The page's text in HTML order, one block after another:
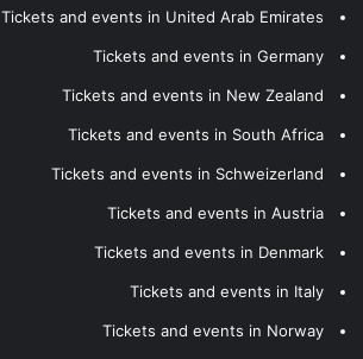
Tickets and events in United Arab Emirates
Tickets and events in Germany
Tickets and events in New Zealand
Tickets and events in South Africa
Tickets and events in Schweizerland
Tickets and events in Austria
Tickets and events in Denmark
Tickets and events in Italy
Tickets and events in Norway